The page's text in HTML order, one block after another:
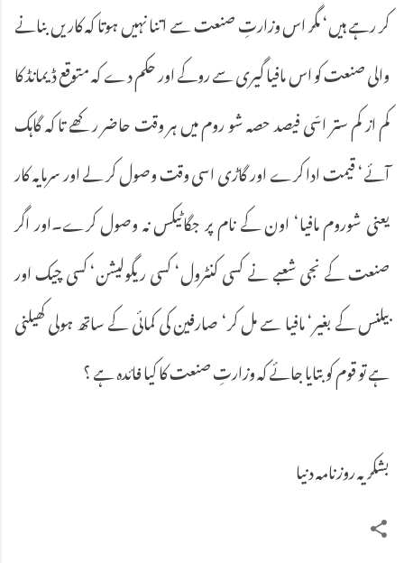
کر رہے ہیں‘ مگر اس وزارتِ صنعت سے اتنا نہیں ہوتا کہ کاریں بنانے
والی صنعت کو اس مافیا گیری سے روکے اور حکم دے کہ متوقع ڈیمانڈ کا
کم از کم ستر اسّی فیصد حصہ شو روم میں ہر وقت حاضر رکھے تا کہ گاہک
آئے‘ قیمت ادا کرے اور گاڑی اسی وقت وصول کر لے اور سرمایہ کار
یعنی شوروم مافیا‘ اون کے نام پر جگاٹیکس نہ وصول کرے۔اور اگر
صنعت کے نجی شعبے نے کسی کنٹرول‘ کسی ریگولیشن‘ کسی چیک اور
بیلنس کے بغیر‘ مافیا سے مل کر‘ صارفین کی کمائی کے ساتھ ہولی کھیلنی
ہے تو قوم کو بتایا جائے کہ وزارتِ صنعت کا کیا فائدہ ہے ؟
بشکریہ روزنامہ دنیا